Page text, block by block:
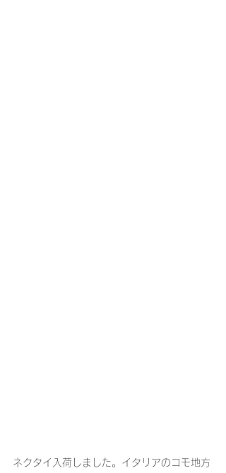
ネクタイ入荷しました。イタリアのコモ地方